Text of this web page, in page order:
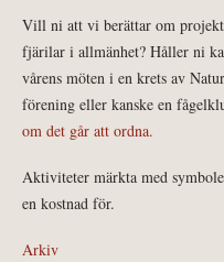
Vill ni att vi berättar om
fjärilar i allmänhet? Håller ni
vårens möten i en krets av
förening eller kanske en
om det går att ordna.
Aktiviteter märkta med
en kostnad för.
Arkiv